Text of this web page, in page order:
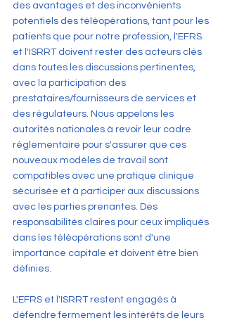
des avantages et des inconvénients
potentiels des téléopérations, tant pour les
patients que pour notre profession, l'EFRS
et l'ISRRT doivent rester des acteurs clés
dans toutes les discussions pertinentes,
avec la participation des
prestataires/fournisseurs de services et
des régulateurs. Nous appelons les
autorités nationales à revoir leur cadre
réglementaire pour s'assurer que ces
nouveaux modèles de travail sont
compatibles avec une pratique clinique
sécurisée et à participer aux discussions
avec les parties prenantes. Des
responsabilités claires pour ceux impliqués
dans les téléopérations sont d'une
importance capitale et doivent être bien
définies.
L'EFRS et l'ISRRT restent engagés à
défendre fermement les intérêts de leurs